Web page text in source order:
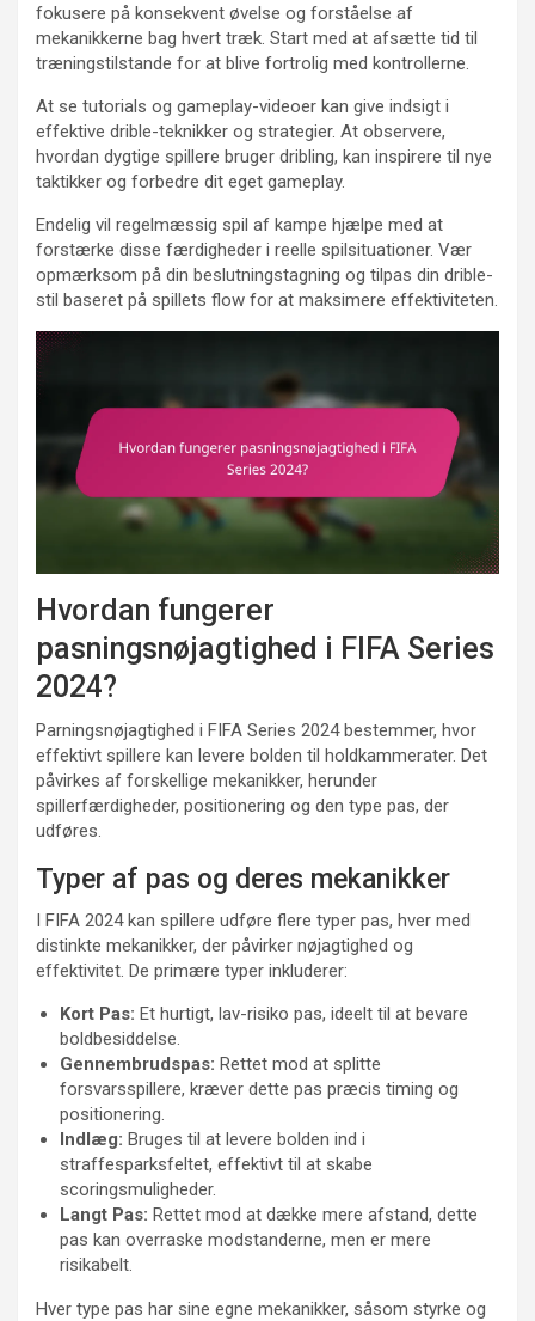
fokusere på konsekvent øvelse og forståelse af
mekanikkerne bag hvert træk. Start med at afsætte tid til
træningstilstande for at blive fortrolig med kontrollerne.
At se tutorials og gameplay-videoer kan give indsigt i
effektive drible-teknikker og strategier. At observere,
hvordan dygtige spillere bruger dribling, kan inspirere til nye
taktikker og forbedre dit eget gameplay.
Endelig vil regelmæssig spil af kampe hjælpe med at
forstærke disse færdigheder i reelle spilsituationer. Vær
opmærksom på din beslutningstagning og tilpas din drible-
stil baseret på spillets flow for at maksimere effektiviteten.
Hvordan fungerer
pasningsnøjagtighed i FIFA Series
2024?
Parningsnøjagtighed i FIFA Series 2024 bestemmer, hvor
effektivt spillere kan levere bolden til holdkammerater. Det
påvirkes af forskellige mekanikker, herunder
spillerfærdigheder, positionering og den type pas, der
udføres.
Typer af pas og deres mekanikker
I FIFA 2024 kan spillere udføre flere typer pas, hver med
distinkte mekanikker, der påvirker nøjagtighed og
effektivitet. De primære typer inkluderer:
Kort Pas: Et hurtigt, lav-risiko pas, ideelt til at bevare
boldbesiddelse.
Gennembrudspas: Rettet mod at splitte
forsvarsspillere, kræver dette pas præcis timing og
positionering.
Indlæg: Bruges til at levere bolden ind i
straffesparksfeltet, effektivt til at skabe
scoringsmuligheder.
Langt Pas: Rettet mod at dække mere afstand, dette
pas kan overraske modstanderne, men er mere
risikabelt.
Hver type pas har sine egne mekanikker, såsom styrke og